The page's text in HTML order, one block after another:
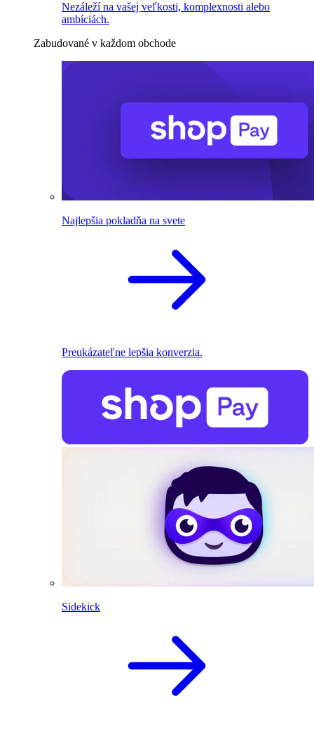
Nezáleží na vašej veľkosti, komplexnosti alebo
ambíciách.
Zabudované v každom obchode
Najlepšia pokladňa na svete
Preukázateľne lepšia konverzia.
Sidekick